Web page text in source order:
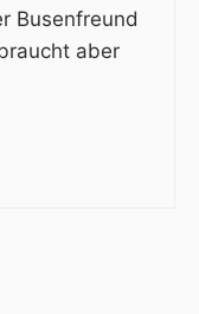
Busenfreund
aber